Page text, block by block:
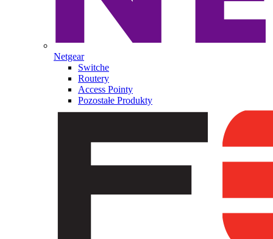
Netgear
Switche
Routery
Access Pointy
Pozostałe Produkty